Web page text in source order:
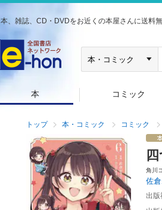
本、雑誌、CD・DVDをお近くの本屋さんに送料
本 コミック
トップ 本・コミック コミック
角川
佐
出版